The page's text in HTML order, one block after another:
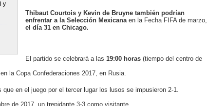
y
Thibaut Courtois y Kevin de Bruyne también podrían
enfrentar a la Selección Mexicana en la Fecha FIFA de marzo,
el día 31 en Chicago.
El partido se celebrará a las 19:00 horas (tiempo del centro de
la Copa Confederaciones 2017, en Rusia.
en el juego por el tercer lugar los lusos se impusieron 2-1.
de 2017, un trepidante 3-3 como visitante.